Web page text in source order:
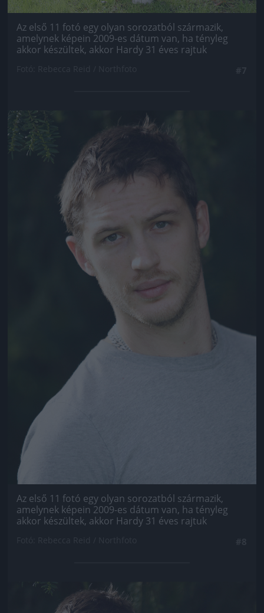
Az első 11 fotó egy olyan sorozatból származik,
amelynek képein 2009-es dátum van, ha tényleg
akkor készültek, akkor Hardy 31 éves rajtuk
Jön még kép!
Az első 11 fotó egy olyan sorozatból származik,
amelynek képein 2009-es dátum van, ha tényleg
akkor készültek, akkor Hardy 31 éves rajtuk
Jön még kép!